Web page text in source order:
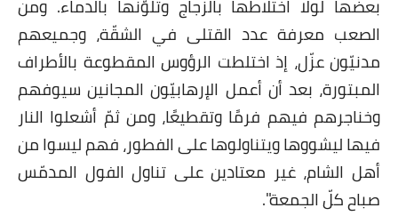
بعضها لولا اختلاطها بالزجاج وتلوّنها بالدماء. ومن
الصعب معرفة عدد القتلى في الشقّة، وجميعهم
مدنيّون عزّل، إذ اختلطت الرؤوس المقطوعة بالأطراف
المبتورة، بعد أن أعمل الإرهابيّون المجانين سيوفهم
وخناجرهم فيهم فرمًا وتقطيعًا، ومن ثمّ أشعلوا النار
فيها ليشووها ويتناولوها على الفطور، فهم ليسوا من
أهل الشام، غير معتادين على تناول الفول المدمّس
صباح كلّ الجمعة".